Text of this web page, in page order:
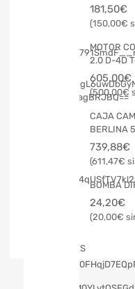
181,50€
150,00€
MOTOR
2.0 D-4D
605,00€
500,00€
CAJA
BERLINA
739,88€
611,47€
BOMBA
24,20€
20,00€